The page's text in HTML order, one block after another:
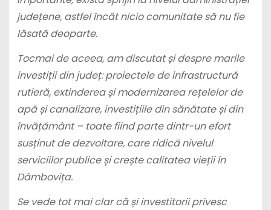
județene, astfel încât nicio comunitate să nu fie
lăsată deoparte.
Tocmai de aceea, am discutat și despre marile
investiții din județ: proiectele de infrastructură
rutieră, extinderea și modernizarea rețelelor de
apă și canalizare, investițiile din sănătate și din
învățământ – toate fiind parte dintr-un efort
susținut de dezvoltare, care ridică nivelul
serviciilor publice și crește calitatea vieții în
Dâmbovița.
Se vede tot mai clar că și investitorii privesc